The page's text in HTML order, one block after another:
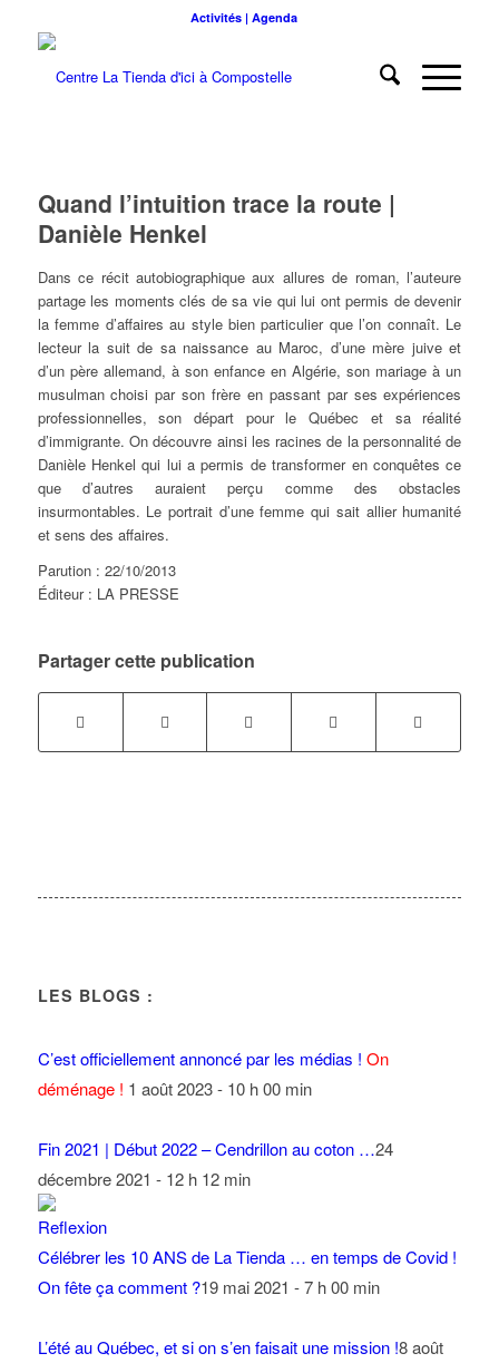
Activités | Agenda
Quand l’intuition trace la route |
Danièle Henkel
Dans ce récit autobiographique aux allures de roman, l’auteure
partage les moments clés de sa vie qui lui ont permis de devenir
la femme d’affaires au style bien particulier que l’on connaît. Le
lecteur la suit de sa naissance au Maroc, d’une mère juive et
d’un père allemand, à son enfance en Algérie, son mariage à un
musulman choisi par son frère en passant par ses expériences
professionnelles, son départ pour le Québec et sa réalité
d’immigrante. On découvre ainsi les racines de la personnalité de
Danièle Henkel qui lui a permis de transformer en conquêtes ce
que d’autres auraient perçu comme des obstacles
insurmontables. Le portrait d’une femme qui sait allier humanité
et sens des affaires.
Parution : 22/10/2013
Éditeur : LA PRESSE
Partager cette publication
LES BLOGS :
C’est officiellement annoncé par les médias ! On
déménage ! 1 août 2023 - 10 h 00 min
Fin 2021 | Début 2022 – Cendrillon au coton …24
décembre 2021 - 12 h 12 min
Célébrer les 10 ANS de La Tienda … en temps de Covid !
On fête ça comment ?19 mai 2021 - 7 h 00 min
L’été au Québec, et si on s’en faisait une mission !8 août